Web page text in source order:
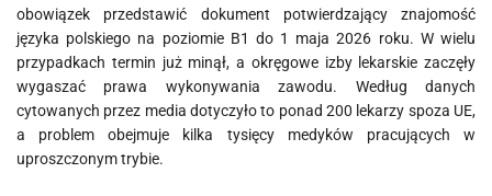
obowiązek przedstawić dokument potwierdzający znajomość
języka polskiego na poziomie B1 do 1 maja 2026 roku. W wielu
przypadkach termin już minął, a okręgowe izby lekarskie zaczęły
wygaszać prawa wykonywania zawodu. Według danych
cytowanych przez media dotyczyło to ponad 200 lekarzy spoza UE,
a problem obejmuje kilka tysięcy medyków pracujących w
uproszczonym trybie.